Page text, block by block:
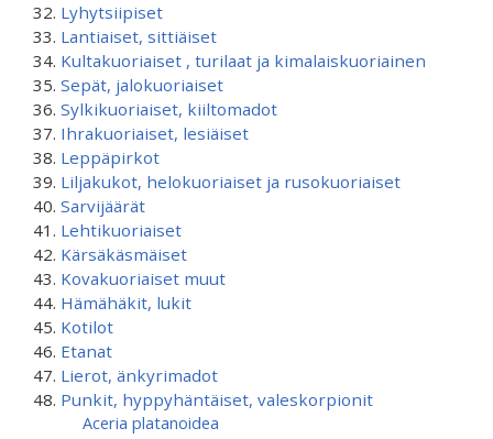
Lyhytsiipiset
Lantiaiset, sittiäiset
Kultakuoriaiset , turilaat ja kimalaiskuoriainen
Sepät, jalokuoriaiset
Sylkikuoriaiset, kiiltomadot
Ihrakuoriaiset, lesiäiset
Leppäpirkot
Liljakukot, helokuoriaiset ja rusokuoriaiset
Sarvijäärät
Lehtikuoriaiset
Kärsäkäsmäiset
Kovakuoriaiset muut
Hämähäkit, lukit
Kotilot
Etanat
Lierot, änkyrimadot
Punkit, hyppyhäntäiset, valeskorpionit
Aceria platanoidea